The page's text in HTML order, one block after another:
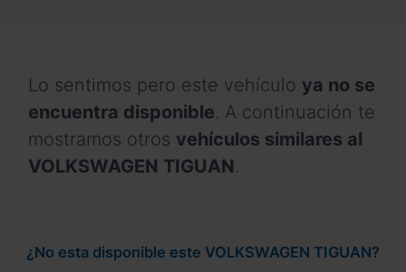
Lo sentimos pero este vehículo ya no se
encuentra disponible. A continuación te
mostramos otros vehículos similares al
VOLKSWAGEN TIGUAN.
¿No esta disponible este VOLKSWAGEN TIGUAN?